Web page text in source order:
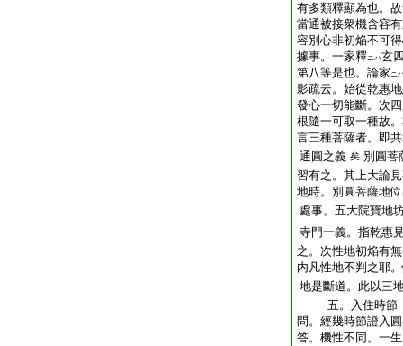
有多類釋顯為也。
當通被接衆機含容
容別心非初焔不可
據事。一家釋ニハ玄
第八等是也。論家ニ
影疏云。始從乾惠
發心一切能斷。次
根隨一可取一種故
言三種菩薩者。即
通圓之義 矣 別圓菩
習有之。其上大論
地時。別圓菩薩地
處事。五大院寶地
寺門一義。指乾惠
之。次性地初焔有
内凡性地不判之耶
地是斷道。此以三
五。入住時節
問。經幾時節證入
答。機性不同。一